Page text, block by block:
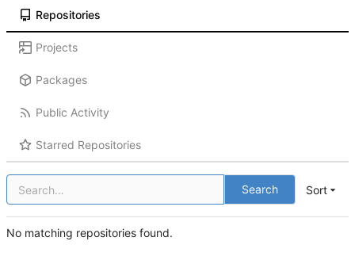
Repositories
Projects
Packages
Public Activity
Starred Repositories
Search Sort
No matching repositories found.